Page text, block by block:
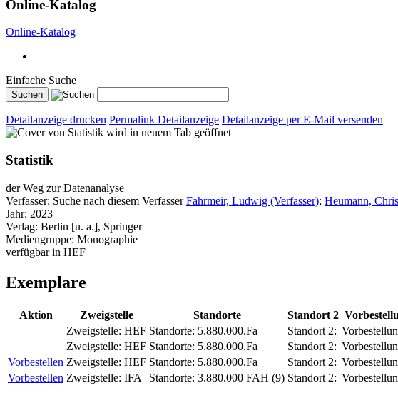
Online-Katalog
Online-Katalog
Einfache Suche
Detailanzeige drucken Permalink Detailanzeige Detailanzeige per E-Mail versenden
wird in neuem Tab geöffnet
Statistik
der Weg zur Datenanalyse
Verfasser: Suche nach diesem Verfasser Fahrmeir, Ludwig (Verfasser); Heumann,
Jahr: 2023
Verlag: Berlin [u. a.], Springer
Mediengruppe: Monographie
verfügbar in HEF
Exemplare
Aktion Zweigstelle Standorte Standort 2
Zweigstelle: HEF Standorte: 5.880.000.Fa Standort 2:
Zweigstelle: HEF Standorte: 5.880.000.Fa Standort 2:
Vorbestellen Zweigstelle: HEF Standorte: 5.880.000.Fa Standort 2:
Vorbestellen Zweigstelle: IFA Standorte: 3.880.000 FAH (9) Standort 2: